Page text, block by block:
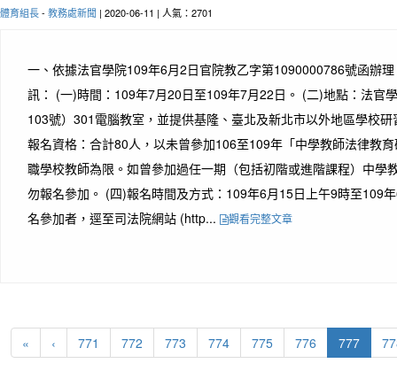
體育組長- 教務處新聞 | 2020-06-11 | 人氣：2701
一、依據法官學院109年6月2日官院教乙字第1090000786號函辦
訊： (一)時間：109年7月20日至109年7月22日。 (二)地點：法官
103號）301電腦教室，並提供基隆、臺北及新北市以外地區學校
報名資格：合計80人，以未曾參加106至109年「中學教師法律教
職學校教師為限。如曾參加過任一期（包括初階或進階課程）中學
勿報名參加。 (四)報名時間及方式：109年6月15日上午9時至109
名參加者，逕至司法院網站 (http...
觀看完整文章
« ‹ 771 772 773 774 775 776 777